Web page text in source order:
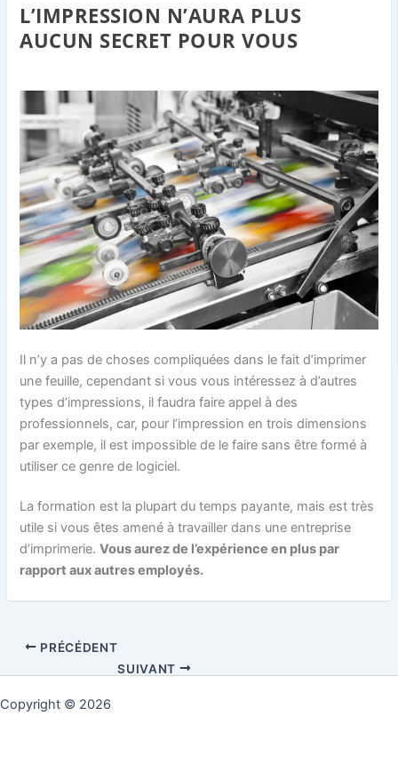
L’IMPRESSION N’AURA PLUS
AUCUN SECRET POUR VOUS
Il n’y a pas de choses compliquées dans le fait d’imprimer
une feuille, cependant si vous vous intéressez à d’autres
types d’impressions, il faudra faire appel à des
professionnels, car, pour l’impression en trois dimensions
par exemple, il est impossible de le faire sans être formé à
utiliser ce genre de logiciel.
La formation est la plupart du temps payante, mais est très
utile si vous êtes amené à travailler dans une entreprise
d’imprimerie.Vous aurez de l’expérience en plus par
rapport aux autres employés.
PRÉCÉDENT
SUIVANT
Copyright © 2026